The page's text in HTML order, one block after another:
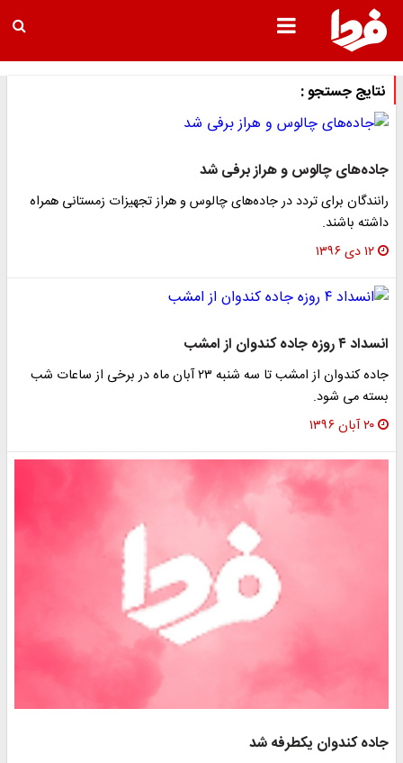
نتایج جستجو :
جاده‌های چالوس و هراز برفی شد
رانندگان برای تردد در جاده‌های چالوس و هراز تجهیزات زمستانی همراه
داشته باشند.
۱۲ دی ۱۳۹۶
انسداد ۴ روزه جاده کندوان از امشب
جاده کندوان از امشب تا سه شنبه ۲۳ آبان ماه در برخی از ساعات شب
بسته می‌ شود.
۲۰ آبان ۱۳۹۶
جاده کندوان یکطرفه شد